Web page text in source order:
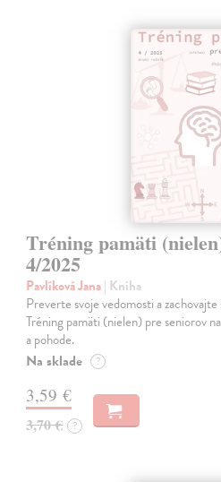
Tréning pamäti
4/2025
Pavlíková Jana| Kniha
Preverte svoje vedomosti a
Tréning pamäti (nielen) pre seniorov
a pohode.
Na sklade ?
3,59 €
3,70 € ?